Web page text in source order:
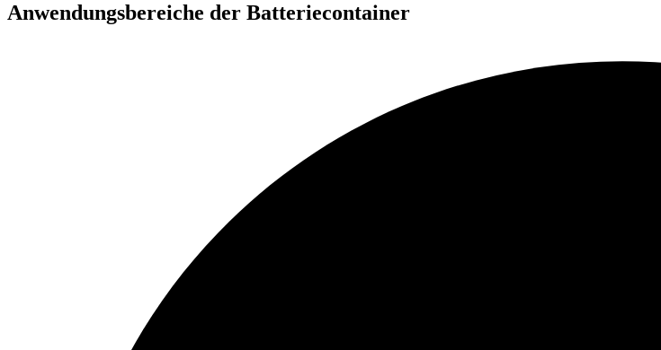
Anwendungsbereiche der Batteriecontainer